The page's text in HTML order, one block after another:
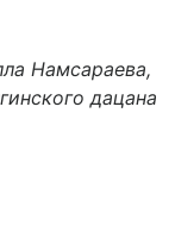
Намсараева,
дацана